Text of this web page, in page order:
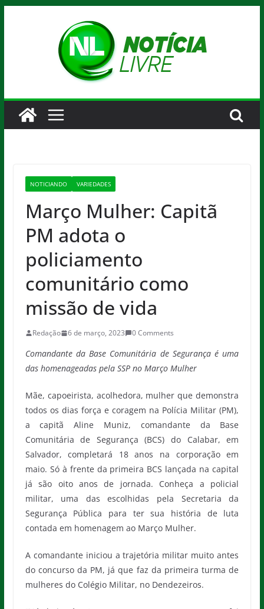
NOTICIANDO VARIEDADES
Março Mulher: Capitã
PM adota o
policiamento
comunitário como
missão de vida
Redação 6 de março, 2023 0 Comments
Comandante da Base Comunitária de Segurança é uma
das homenageadas pela SSP no Março Mulher
Mãe, capoeirista, acolhedora, mulher que demonstra
todos os dias força e coragem na Polícia Militar (PM),
a capitã Aline Muniz, comandante da Base
Comunitária de Segurança (BCS) do Calabar, em
Salvador, completará 18 anos na corporação em
maio. Só à frente da primeira BCS lançada na capital
já são oito anos de jornada. Conheça a policial
militar, uma das escolhidas pela Secretaria da
Segurança Pública para ter sua história de luta
contada em homenagem ao Março Mulher.
A comandante iniciou a trajetória militar muito antes
do concurso da PM, já que faz da primeira turma de
mulheres do Colégio Militar, no Dendezeiros.